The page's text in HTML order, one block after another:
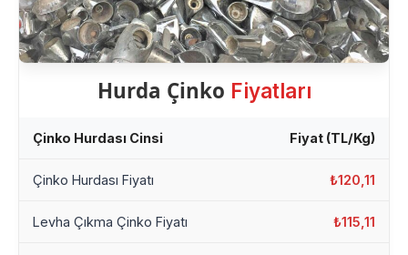
Hurda Çinko Fiyatları
Çinko Hurdası Cinsi Fiyat (TL/Kg)
Çinko Hurdası Fiyatı ₺120,11
Levha Çıkma Çinko Fiyatı ₺115,11